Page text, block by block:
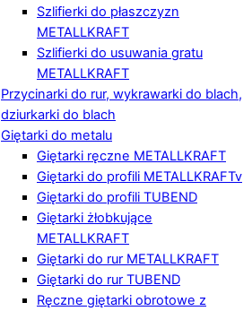
Szlifierki do płaszczyzn
METALLKRAFT
Szlifierki do usuwania gratu
METALLKRAFT
Przycinarki do rur, wykrawarki do blach,
dziurkarki do blach
Giętarki do metalu
Giętarki ręczne METALLKRAFT
Giętarki do profili METALLKRAFTv
Giętarki do profili TUBEND
Giętarki żłobkujące
METALLKRAFT
Giętarki do rur METALLKRAFT
Giętarki do rur TUBEND
Ręczne giętarki obrotowe z